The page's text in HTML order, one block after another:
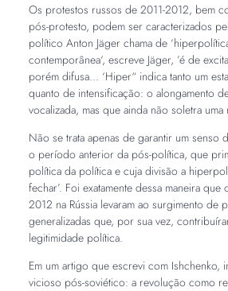
Os protestos russos de 2011-2012, bem
pós-protesto, podem ser caracterizados
político Anton Jäger chama de
contemporânea‘, escreve Jäger, ’é de
porém difusa... ‘Hiper“ indica tanto um
quanto de intensificação: o alongamento
vocalizada, mas que ainda não soletra uma
Não se trata apenas de garantir um senso
o período anterior da pós-política, que
política da política e cuja divisão a
fechar’. Foi exatamente dessa maneira
2012 na Rússia levaram ao surgimento de
generalizadas que, por sua vez,
legitimidade política.
Em um artigo que escrevi com Ishchenko,
vicioso pós-soviético: a revolução como